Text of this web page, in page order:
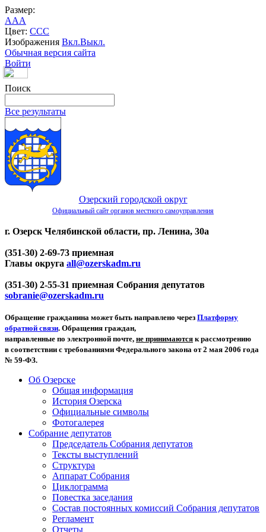
Размер:
AAA
Цвет: CCC
Изображения Вкл.Выкл.
Обычная версия сайта
Войти
Поиск
Все результаты
Озерский городской округ
Официальный сайт органов местного самоуправления
г. Озерск Челябинской области, пр. Ленина, 30а
(351-30) 2-69-73 приемная
Главы округа all@ozerskadm.ru
(351-30) 2-55-31 приемная Собрания депутатов
sobranie@ozerskadm.ru
Обращение гражданина может быть направлено через Платформу
обратной связи. Обращения граждан,
направленные по электронной почте, не принимаются к рассмотрению
в соответствии с требованиями Федерального закона от 2 мая 2006 года
№ 59-ФЗ.
Об Озерске
Общая информация
История Озерска
Официальные символы
Фотогалерея
Собрание депутатов
Председатель Собрания депутатов
Тексты выступлений
Структура
Аппарат Собрания
Циклограмма
Повестка заседания
Состав постоянных комиссий Собрания депутатов
Регламент
Отчеты